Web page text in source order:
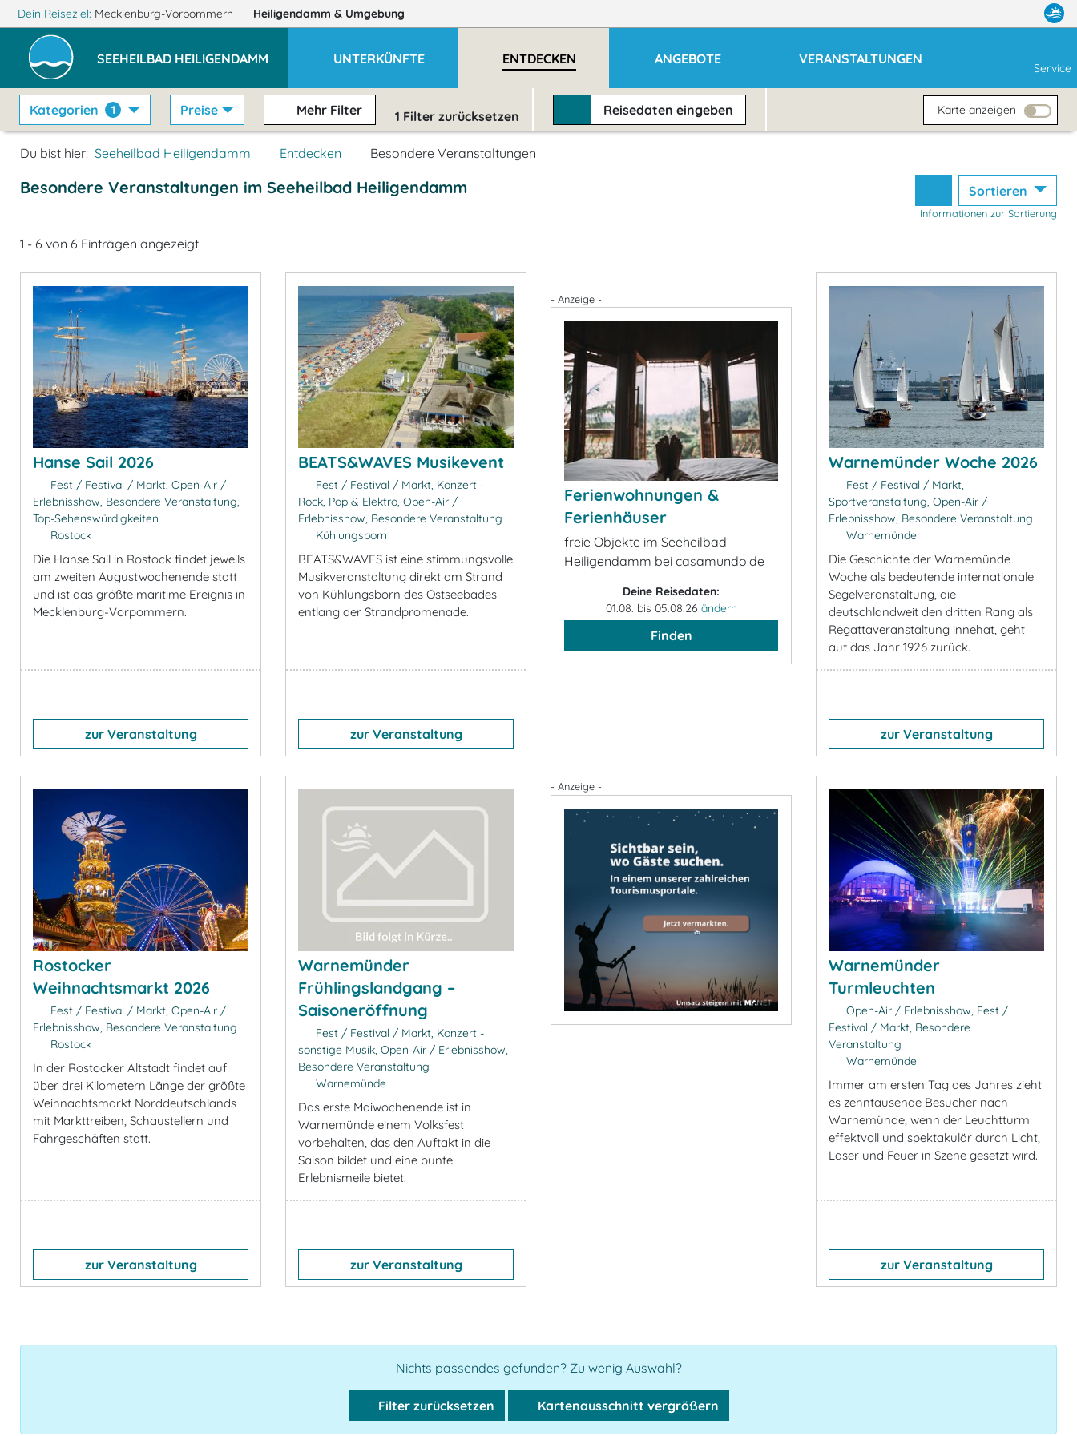
Dein Reiseziel: Mecklenburg-Vorpommern Heiligendamm & Umgebung
SEEHEILBAD HEILIGENDAMM UNTERKÜNFTE ENTDECKEN ANGEBOTE VERANSTALTUNGEN
Service
Kategorien 1 Preise Mehr Filter 1 Filter zurücksetzen Reisedateneingeben Karte anzeigen
Du bist hier: Seeheilbad Heiligendamm Entdecken Besondere Veranstaltungen
Besondere Veranstaltungen im Seeheilbad Heiligendamm Sortieren
Informationen zur Sortierung
1 - 6 von 6 Einträgen angezeigt
Hanse Sail 2026
Fest / Festival / Markt, Open-Air /
Erlebnisshow, Besondere Veranstaltung,
Top-Sehenswürdigkeiten
Rostock
Die Hanse Sail in Rostock findet jeweils
am zweiten Augustwochenende statt
und ist das größte maritime Ereignis in
Mecklenburg-Vorpommern.
zur Veranstaltung
BEATS&WAVES Musikevent
Fest / Festival / Markt, Konzert -
Rock, Pop & Elektro, Open-Air /
Erlebnisshow, Besondere Veranstaltung
Kühlungsborn
BEATS&WAVES ist eine stimmungsvolle
Musikveranstaltung direkt am Strand
von Kühlungsborn des Ostseebades
entlang der Strandpromenade.
zur Veranstaltung
- Anzeige -
Ferienwohnungen &
Ferienhäuser
freie Objekte im Seeheilbad
Heiligendamm bei casamundo.de
Deine Reisedaten:
01.08. bis 05.08.26 ändern
Finden
Warnemünder Woche 2026
Fest / Festival / Markt,
Sportveranstaltung, Open-Air /
Erlebnisshow, Besondere Veranstaltung
Warnemünde
Die Geschichte der Warnemünde
Woche als bedeutende internationale
Segelveranstaltung, die
deutschlandweit den dritten Rang als
Regattaveranstaltung innehat, geht
auf das Jahr 1926 zurück.
zur Veranstaltung
Rostocker
Weihnachtsmarkt 2026
Fest / Festival / Markt, Open-Air /
Erlebnisshow, Besondere Veranstaltung
Rostock
In der Rostocker Altstadt findet auf
über drei Kilometern Länge der größte
Weihnachtsmarkt Norddeutschlands
mit Markttreiben, Schaustellern und
Fahrgeschäften statt.
zur Veranstaltung
Warnemünder
Frühlingslandgang –
Saisoneröffnung
Fest / Festival / Markt, Konzert -
sonstige Musik, Open-Air / Erlebnisshow,
Besondere Veranstaltung
Warnemünde
Das erste Maiwochenende ist in
Warnemünde einem Volksfest
vorbehalten, das den Auftakt in die
Saison bildet und eine bunte
Erlebnismeile bietet.
zur Veranstaltung
- Anzeige -
Warnemünder
Turmleuchten
Open-Air / Erlebnisshow, Fest /
Festival / Markt, Besondere
Veranstaltung
Warnemünde
Immer am ersten Tag des Jahres zieht
es zehntausende Besucher nach
Warnemünde, wenn der Leuchtturm
effektvoll und spektakulär durch Licht,
Laser und Feuer in Szene gesetzt wird.
zur Veranstaltung
Nichts passendes gefunden? Zu wenig Auswahl?
Filter zurücksetzen Kartenausschnitt vergrößern